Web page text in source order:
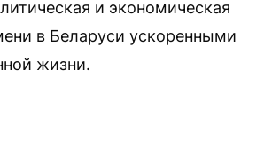
и экономическая
в Беларуси ускоренными
жизни.